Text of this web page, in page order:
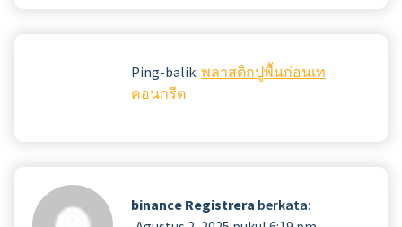
Ping-balik: พลาสติกปูพื้นก่อนเท
คอนกรีต
binance Registrera berkata: